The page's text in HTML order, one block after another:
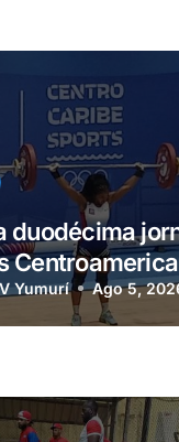
duodécima
Yumurí Ago 5,